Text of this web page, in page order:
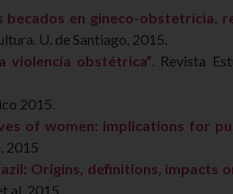
en gineco-obstetricia,
U. de Santiago. 2015.
violencia obstétrica”. Revista
2015.
of women: implications for
2015
Origins, definitions, impacts
al. 2015